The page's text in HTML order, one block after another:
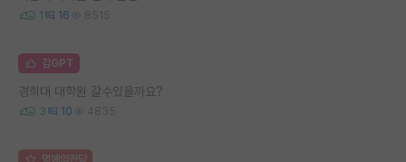
1 16 8515
김GPT
경희대 대학원 갈수있을까요?
3 10 4835
명예의전당